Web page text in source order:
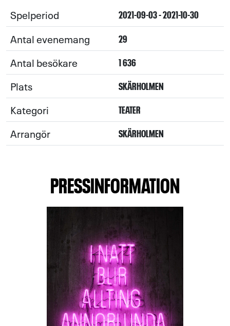
Spelperiod 2021-09-03 - 2021-10-30
Antal evenemang 29
Antal besökare 1 636
Plats SKÄRHOLMEN
Kategori TEATER
Arrangör SKÄRHOLMEN
PRESSINFORMATION